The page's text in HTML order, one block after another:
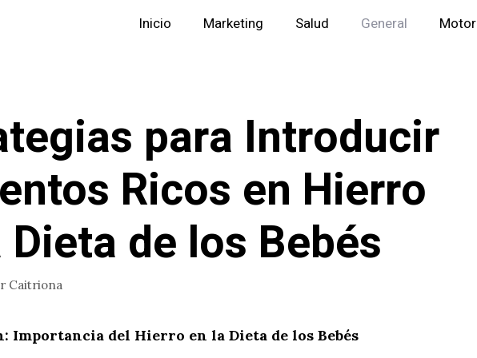
Inicio Marketing Salud General Motor
para Introducir
Ricos en Hierro
de los Bebés
Caitriona
Importancia del Hierro en la Dieta de los Bebés